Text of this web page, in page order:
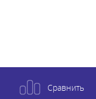
Сравнить